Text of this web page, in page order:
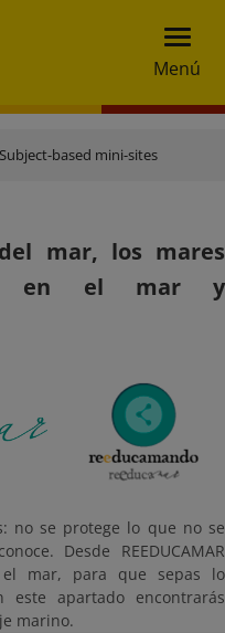
Menú
Subject-based mini-sites
del mar, los mares
en el mar y
no se protege lo que no se
Desde REEDUCAMAR
el mar, para que sepas lo
apartado encontrarás
marino.